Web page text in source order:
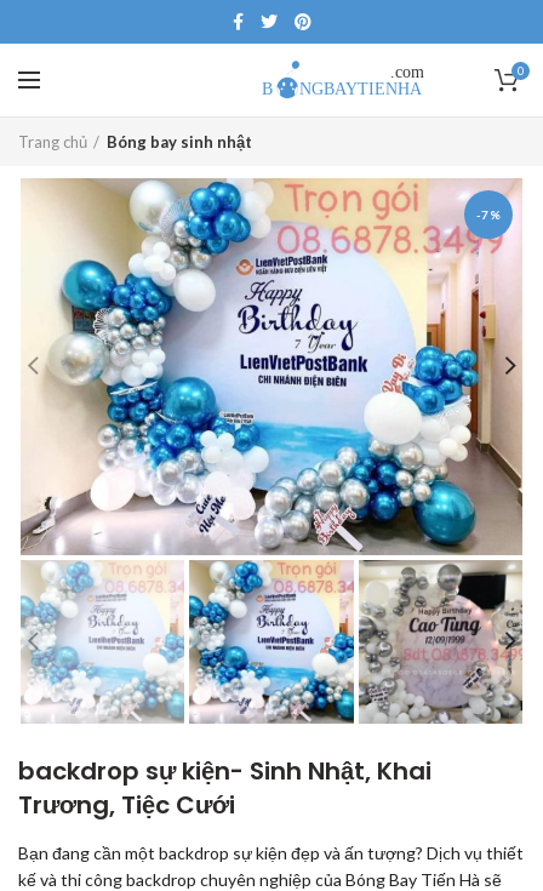
0
Trang chủ Bóng bay sinh nhật
-7%
backdrop sự kiện- Sinh Nhật, Khai
Trương, Tiệc Cưới
Bạn đang cần một backdrop sự kiện đẹp và ấn tượng? Dịch vụ thiết
kế và thi công backdrop chuyên nghiệp của Bóng Bay Tiến Hà sẽ